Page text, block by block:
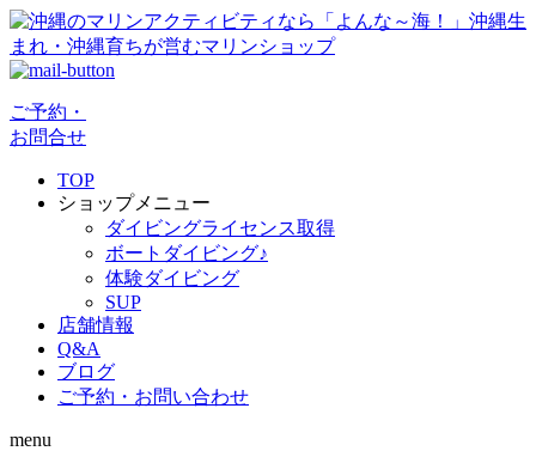
ご予約・
お問合せ
TOP
ショップメニュー
ダイビングライセンス取得
ボートダイビング♪
体験ダイビング
SUP
店舗情報
Q&A
ブログ
ご予約・お問い合わせ
menu